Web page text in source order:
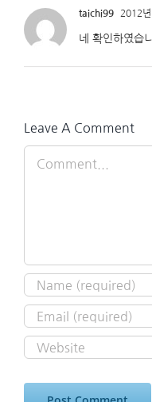
taichi99 2012
네 확인하였습
Leave A Comment